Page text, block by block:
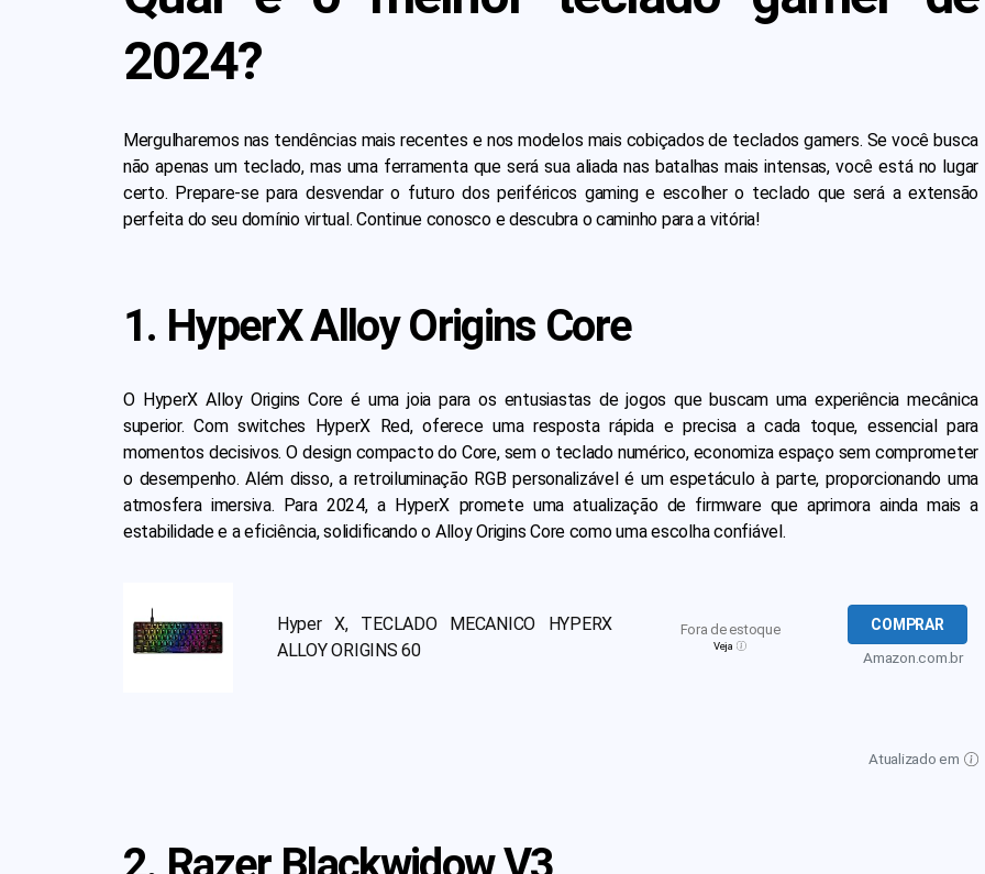
2024?
Mergulharemos nas tendências mais recentes e nos modelos mais cobiçados de teclados gamers. Se você busca
não apenas um teclado, mas uma ferramenta que será sua aliada nas batalhas mais intensas, você está no lugar
certo. Prepare-se para desvendar o futuro dos periféricos gaming e escolher o teclado que será a extensão
perfeita do seu domínio virtual. Continue conosco e descubra o caminho para a vitória!
1. HyperX Alloy Origins Core
O HyperX Alloy Origins Core é uma joia para os entusiastas de jogos que buscam uma experiência mecânica
superior. Com switches HyperX Red, oferece uma resposta rápida e precisa a cada toque, essencial para
momentos decisivos. O design compacto do Core, sem o teclado numérico, economiza espaço sem comprometer
o desempenho. Além disso, a retroiluminação RGB personalizável é um espetáculo à parte, proporcionando uma
atmosfera imersiva. Para 2024, a HyperX promete uma atualização de firmware que aprimora ainda mais a
estabilidade e a eficiência, solidificando o Alloy Origins Core como uma escolha confiável.
Hyper X, TECLADO MECANICO HYPERX
ALLOY ORIGINS 60
Fora de estoque
Veja
COMPRAR
Amazon.com.br
Atualizado em